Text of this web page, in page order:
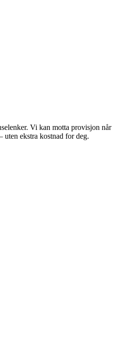
Vi kan motta provisjon når
ekstra kostnad for deg.